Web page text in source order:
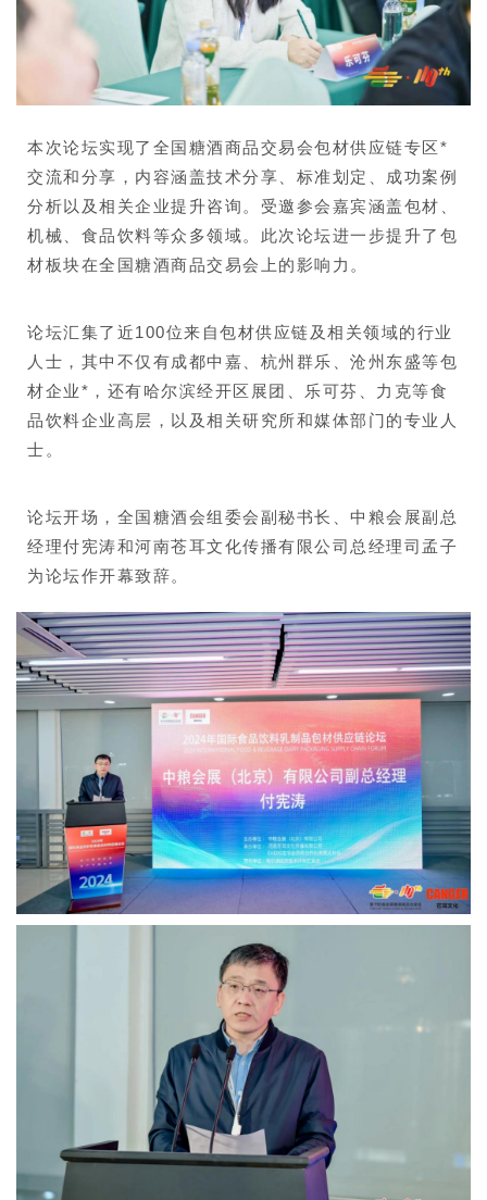
本次论坛实现了全国糖酒商品交易会包材供应链专区*
交流和分享，内容涵盖技术分享、标准划定、成功案例
分析以及相关企业提升咨询。受邀参会嘉宾涵盖包材、
机械、食品饮料等众多领域。此次论坛进一步提升了包
材板块在全国糖酒商品交易会上的影响力。
论坛汇集了近100位来自包材供应链及相关领域的行业
人士，其中不仅有成都中嘉、杭州群乐、沧州东盛等包
材企业*，还有哈尔滨经开区展团、乐可芬、力克等食
品饮料企业高层，以及相关研究所和媒体部门的专业人
士。
论坛开场，全国糖酒会组委会副秘书长、中粮会展副总
经理付宪涛和河南苍耳文化传播有限公司总经理司孟子
为论坛作开幕致辞。